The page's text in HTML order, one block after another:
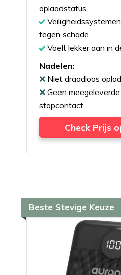
oplaadstatus
tegen schade
Voelt lekker aan in
Nadelen:
Niet draadloos
Geen
stopcontact
Check Prijs
Beste Stevige Keuze